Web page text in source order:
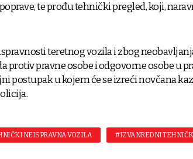
te prođu tehnički pregled, koji,
teretnog vozila i zbog
protiv pravne osobe i odgovorne osobe u
postupak u kojem će se izreći novčana
NEISPRAVNA VOZILA #IZVANREDNI